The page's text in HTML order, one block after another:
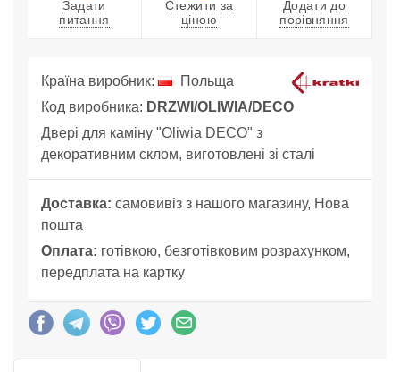
Задати
питання
Стежити за
ціною
Додати до
порівняння
Країна виробник:
Польща
Код виробника: DRZWI/OLIWIA/DECO
Двері для каміну "Oliwia DECO" з
декоративним склом, виготовлені зі сталі
Доставка: самовивіз з нашого магазину, Нова
пошта
Оплата: готівкою, безготівковим розрахунком,
передплата на картку